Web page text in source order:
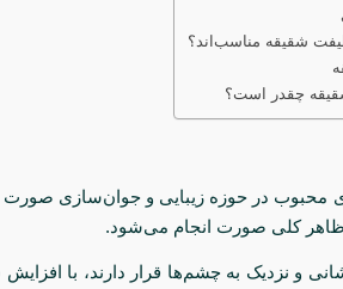
شقیقه مناسب‌اند؟
چقدر است؟
در حوزه زیبایی و جوان‌سازی صورت
ظاهر کلی صورت انجام می‌شود.
و نزدیک به چشم‌ها قرار دارند، با افزایش